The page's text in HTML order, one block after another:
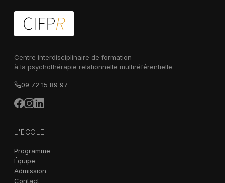
Centre interdisciplinaire de formation
à la psychothérapie relationnelle multiréférentielle
09 72 15 89 97
L'ÉCOLE
Programme
Équipe
Admission
Contact